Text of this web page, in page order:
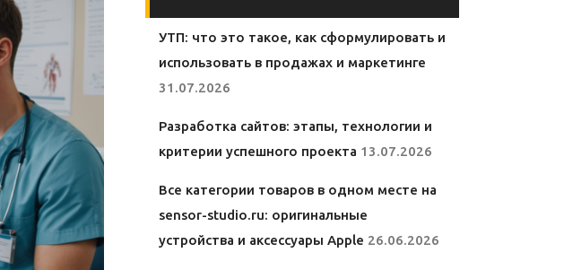
УТП: что это такое, как сформулировать и
использовать в продажах и маркетинге
31.07.2026
Разработка сайтов: этапы, технологии и
критерии успешного проекта 13.07.2026
Все категории товаров в одном месте на
sensor-studio.ru: оригинальные
устройства и аксессуары Apple 26.06.2026